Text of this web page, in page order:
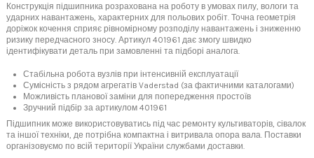
Конструкція підшипника розрахована на роботу в умовах пилу, вологи та
ударних навантажень, характерних для польових робіт. Точна геометрія
доріжок кочення сприяє рівномірному розподілу навантажень і зниженню
ризику передчасного зносу. Артикул 401961 дає змогу швидко
ідентифікувати деталь при замовленні та підборі аналога.
Стабільна робота вузлів при інтенсивній експлуатації
Сумісність з рядом агрегатів Vaderstad (за фактичними каталогами)
Можливість планової заміни для попередження простоїв
Зручний підбір за артикулом 401961
Підшипник може використовуватись під час ремонту культиваторів, сівалок
та іншої техніки, де потрібна компактна і витривала опора вала. Поставки
організовуємо по всій території України службами доставки.